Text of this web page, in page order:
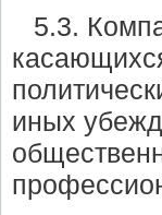
5.3.
иных